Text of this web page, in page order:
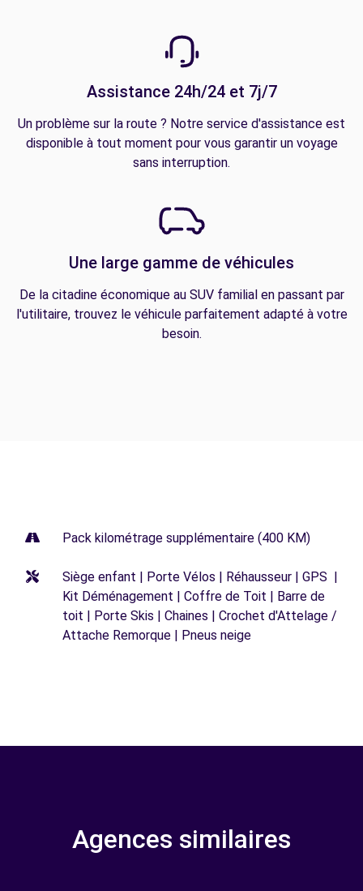
Assistance 24h/24 et 7j/7
Un problème sur la route ? Notre service d'assistance est
disponible à tout moment pour vous garantir un voyage
sans interruption.
Une large gamme de véhicules
De la citadine économique au SUV familial en passant par
l'utilitaire, trouvez le véhicule parfaitement adapté à votre
besoin.
Pack kilométrage supplémentaire (400 KM)
Siège enfant | Porte Vélos | Réhausseur | GPS |
Kit Déménagement | Coffre de Toit | Barre de
toit | Porte Skis | Chaines | Crochet d'Attelage /
Attache Remorque | Pneus neige
Agences similaires